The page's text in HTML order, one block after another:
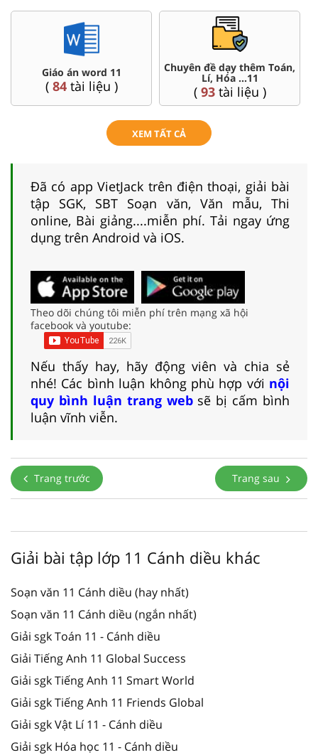
Giáo án word 11
( 84tài liệu )
Chuyên đề dạy thêm Toán,
Lí, Hóa ...11
( 93tài liệu )
XEM TẤT CẢ
Đã có app VietJack trên điện thoại, giải bài
tập SGK, SBT Soạn văn, Văn mẫu, Thi
online, Bài giảng....miễn phí. Tải ngay ứng
dụng trên Android và iOS.
Theo dõi chúng tôi miễn phí trên mạng xã hội
facebook và youtube:
Nếu thấy hay, hãy động viên và chia sẻ
nhé! Các bình luận không phù hợp với nội
quy bình luận trang websẽ bị cấm bình
luận vĩnh viễn.
Trang trước Trang sau
Giải bài tập lớp 11 Cánh diều khác
Soạn văn 11 Cánh diều (hay nhất)
Soạn văn 11 Cánh diều (ngắn nhất)
Giải sgk Toán 11 - Cánh diều
Giải Tiếng Anh 11 Global Success
Giải sgk Tiếng Anh 11 Smart World
Giải sgk Tiếng Anh 11 Friends Global
Giải sgk Vật Lí 11 - Cánh diều
Giải sgk Hóa học 11 - Cánh diều